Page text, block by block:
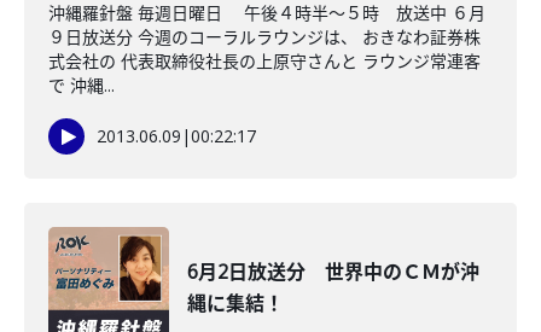
沖縄羅針盤 毎週日曜日 午後４時半～５時 放送中 ６月
９日放送分 今週のコーラルラウンジは、 おきなわ証券株
式会社の 代表取締役社長の上原守さんと ラウンジ常連客
で 沖縄...
2013.06.09 |00:22:17
6月2日放送分 世界中のＣＭが沖
縄に集結！